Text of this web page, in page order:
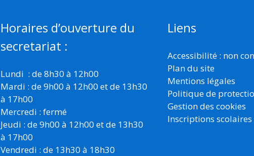
Horaires d’ouverture du
secretariat :
Lundi : de 8h30 à 12h00
Mardi : de 9h00 à 12h00 et de 13h30
à 17h00
Mercredi : fermé
Jeudi : de 9h00 à 12h00 et de 13h30
à 17h00
Vendredi : de 13h30 à 18h30
Liens
Accessibilité : non
Plan du site
Mentions légales
Politique de
Gestion des cookies
Inscriptions scolaires